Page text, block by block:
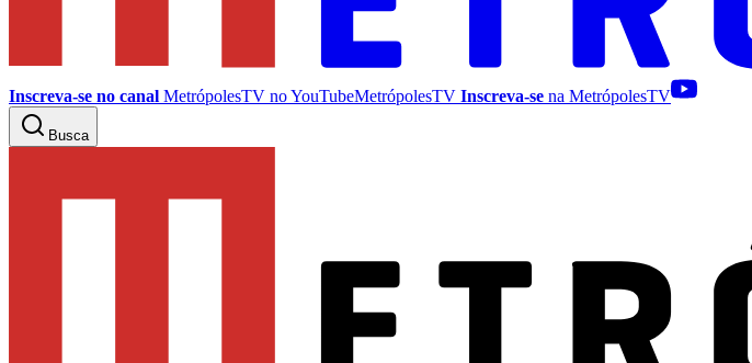
Inscreva-se no canal MetrópolesTV noYouTubeMetrópolesTV Inscreva-se na MetrópolesTV
Busca